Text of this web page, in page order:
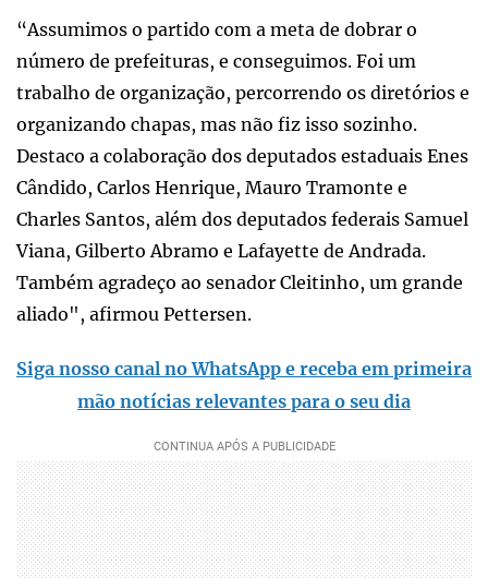
“Assumimos o partido com a meta de dobrar o
número de prefeituras, e conseguimos. Foi um
trabalho de organização, percorrendo os diretórios e
organizando chapas, mas não fiz isso sozinho.
Destaco a colaboração dos deputados estaduais Enes
Cândido, Carlos Henrique, Mauro Tramonte e
Charles Santos, além dos deputados federais Samuel
Viana, Gilberto Abramo e Lafayette de Andrada.
Também agradeço ao senador Cleitinho, um grande
aliado", afirmou Pettersen.
Siga nosso canal no WhatsApp e receba em primeira
mão notícias relevantes para o seu dia